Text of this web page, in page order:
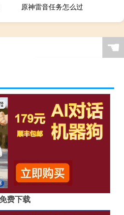
原神雷音任务怎么过
☚
费下载